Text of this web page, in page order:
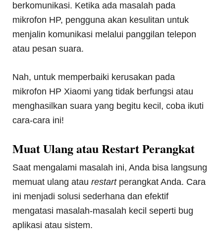
berkomunikasi. Ketika ada masalah pada
mikrofon HP, pengguna akan kesulitan untuk
menjalin komunikasi melalui panggilan telepon
atau pesan suara.
Nah, untuk memperbaiki kerusakan pada
mikrofon HP Xiaomi yang tidak berfungsi atau
menghasilkan suara yang begitu kecil, coba ikuti
cara-cara ini!
Muat Ulang atau Restart Perangkat
Saat mengalami masalah ini, Anda bisa langsung
memuat ulang ataurestart perangkat Anda. Cara
ini menjadi solusi sederhana dan efektif
mengatasi masalah-masalah kecil seperti bug
aplikasi atau sistem.